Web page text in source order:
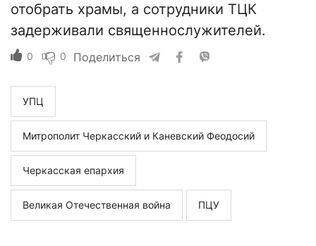
отобрать храмы, а сотрудники ТЦК
задерживали священнослужителей.
0 0 Поделиться
УПЦ
Митрополит Черкасский и Каневский Феодосий
Черкасская епархия
Великая Отечественная война ПЦУ